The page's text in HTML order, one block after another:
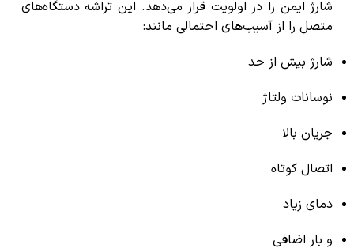
شارژ ایمن را در اولویت قرار می‌دهد. این تراشه دستگاه‌های
متصل را از آسیب‌های احتمالی مانند:
شارژ بیش از حد
نوسانات ولتاژ
جریان بالا
اتصال کوتاه
دمای زیاد
و بار اضافی